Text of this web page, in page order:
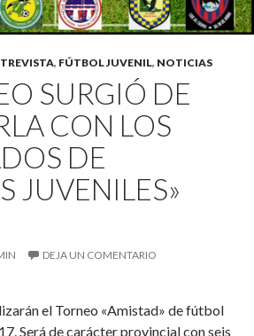
, FÚTBOL JUVENIL, NOTICIAS
SURGIÓ DE
CON LOS
DE
JUVENILES»
DEJA UN COMENTARIO
el Torneo «Amistad» de fútbol
Será de carácter provincial con seis